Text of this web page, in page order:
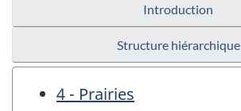
Introduction
Structure hiérarchique
4 - Prairies